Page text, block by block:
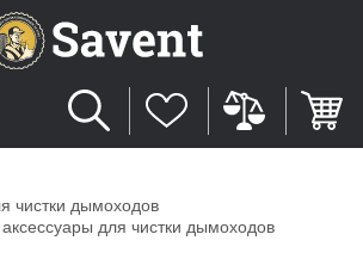
чистки дымоходов
аксессуары для чистки дымоходов